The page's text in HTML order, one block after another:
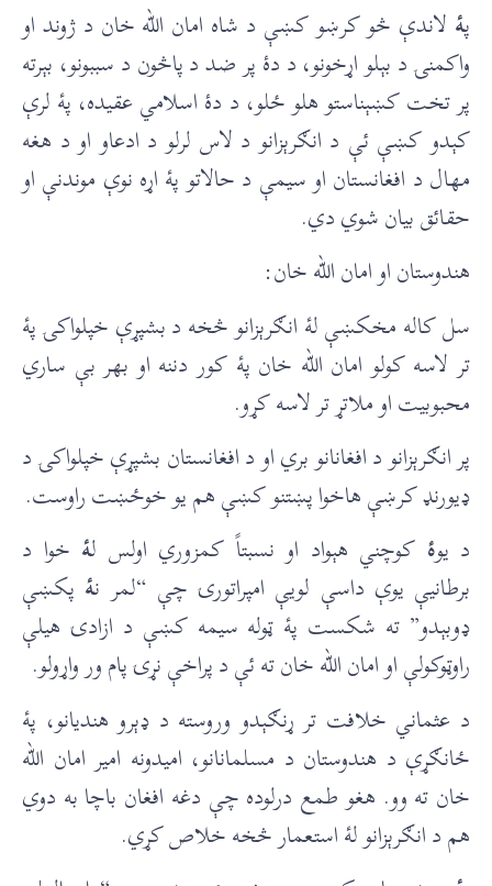
پۀلاندې څو کرښو کښې د شاه امان الله خان د ژوند او
واکمنۍ د بېلو اړخونو، د دۀ پر ضد د پاڅون د سببونو، بېرته
پر تخت کښېناستو هلو ځلو، د دۀ اسلامي عقيده، پۀ لرې
کېدو کښې ئې د انګرېزانو د لاس لرلو د ادعاو او د هغه
مهال د افغانستان او سيمې د حالاتو پۀ اړه نوې موندنې او
حقائق بيان شوي دي.
هندوستان او امان الله خان:
سل کاله مخکښې لۀ انګرېزانو څخه د بشپړې خپلواکۍ پۀ
تر لاسه کولو امان الله خان پۀ کور دننه او بهر بې ساري
محبوبيت او ملاتړ تر لاسه کړو.
پر انګرېزانو د افغانانو بري او د افغانستان بشپړې خپلواکۍ د
ډيورنډ کرښې هاخوا پښتنو کښې هم يو خوځښت راوست.
د يوۀکوچني هېواد او نسبتاً کمزوري اولس لۀ خوا د
برطانيې يوې داسې لويې امپراتورۍ چې “لمر نۀ پکښې
ډوبېدو” ته شکست پۀ ټوله سيمه کښې د ازادۍ هيلې
راوټوکولې او امان الله خان ته ئې د پراخې نړۍ پام ور واړولو.
د عثماني خلافت تر ړنګېدو وروسته د ډېرو هنديانو، پۀ
ځانګړې د هندوستان د مسلمانانو، امیدونه امير امان الله
خان ته وو. هغو طمع درلوده چې دغه افغان باچا به دوي
هم د انګرېزانو لۀ استعمار څخه خلاص کړي.